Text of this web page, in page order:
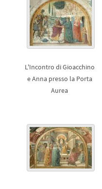
L'Incontro di Gioacchino
e Anna presso la Porta
Aurea